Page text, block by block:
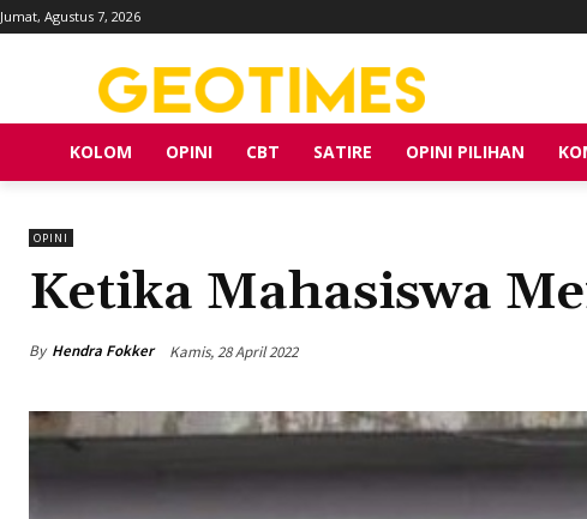
Jumat, Agustus 7, 2026
KOLOM OPINI CBT SATIRE OPINI PILIHAN
OPINI
Ketika Mahasiswa
By Hendra Fokker Kamis, 28 April 2022